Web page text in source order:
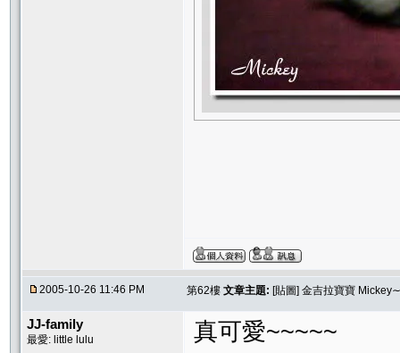
2005-10-26 11:46 PM 第62樓 文章主題: [貼圖] 金吉拉寶寶
JJ-family
最愛: little lulu 真可愛~~~~~